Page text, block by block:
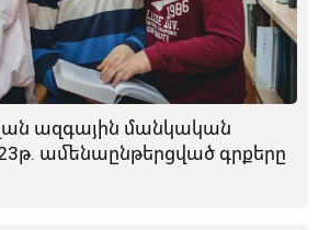
ազգային մանկական
ամենաընթերցված գրքերը